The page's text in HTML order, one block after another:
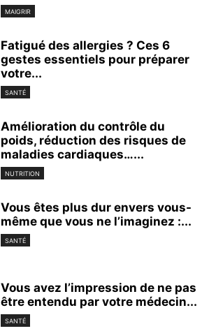
MAIGRIR
Fatigué des allergies ? Ces 6
gestes essentiels pour préparer
votre...
SANTÉ
Amélioration du contrôle du
poids, réduction des risques de
maladies cardiaques…...
NUTRITION
Vous êtes plus dur envers vous-
même que vous ne l’imaginez :...
SANTÉ
Vous avez l’impression de ne pas
être entendu par votre médecin...
SANTÉ